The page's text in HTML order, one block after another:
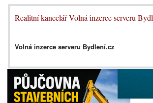
Realitní kancelář Volná inzerce serveru
Volná inzerce serveru Bydlení.cz